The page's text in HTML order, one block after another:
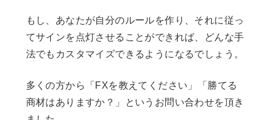
もし、あなたが自分のルールを作り、それに従っ
てサインを点灯させることができれば、どんな手
法でもカスタマイズできるようになるでしょう。
多くの方から「FXを教えてください」「勝てる
商材はありますか？」というお問い合わせを頂き